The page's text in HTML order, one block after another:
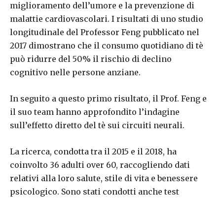
miglioramento dell’umore e la prevenzione di
malattie cardiovascolari. I risultati di uno studio
longitudinale del Professor Feng pubblicato nel
2017 dimostrano che il consumo quotidiano di tè
può ridurre del 50% il rischio di declino
cognitivo nelle persone anziane.
In seguito a questo primo risultato, il Prof. Feng e
il suo team hanno approfondito l’indagine
sull’effetto diretto del tè sui circuiti neurali.
La ricerca, condotta tra il 2015 e il 2018, ha
coinvolto 36 adulti over 60, raccogliendo dati
relativi alla loro salute, stile di vita e benessere
psicologico. Sono stati condotti anche test